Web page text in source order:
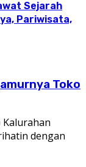
Sejarah
Pariwisata,
Toko
Kalurahan
dengan